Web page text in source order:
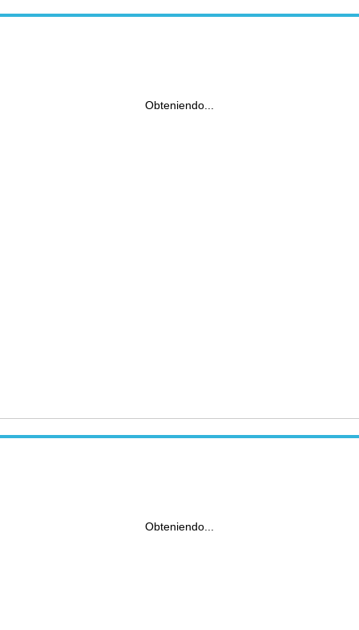
Obteniendo...
Obteniendo...